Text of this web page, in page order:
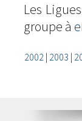
Les
groupe à
2002| 2003 |